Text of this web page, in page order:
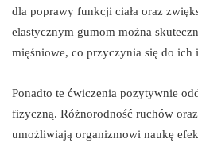
dla poprawy funkcji ciała oraz
elastycznym gumom można
mięśniowe, co przyczynia się do ich
Ponadto te ćwiczenia pozytywnie
fizyczną. Różnorodność ruchów
umożliwiają organizmowi naukę